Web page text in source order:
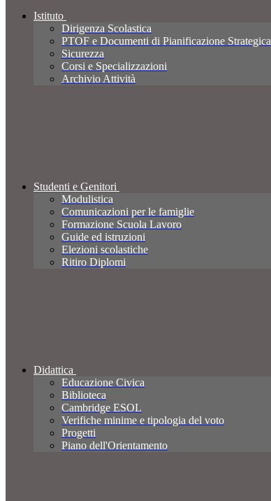
Istituto
Dirigenza Scolastica
PTOF e Documenti di Pianificazione Strategica
Sicurezza
Corsi e Specializzazioni
Archivio Attività
Studenti e Genitori
Modulistica
Comunicazioni per le famiglie
Formazione Scuola Lavoro
Guide ed istruzioni
Elezioni scolastiche
Ritiro Diplomi
Didattica
Educazione Civica
Biblioteca
Cambridge ESOL
Verifiche minime e tipologia del voto
Progetti
Piano dell'Orientamento